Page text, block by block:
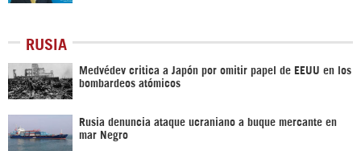
RUSIA
Medvédev critica a Japón por omitir papel de EEUU en los
bombardeos atómicos
Rusia denuncia ataque ucraniano a buque mercante en
mar Negro